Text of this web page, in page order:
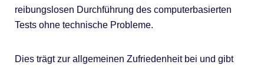
reibungslosen Durchführung des computerbasierten
Tests ohne technische Probleme.
Dies trägt zur allgemeinen Zufriedenheit bei und gibt